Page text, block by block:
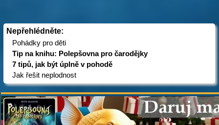
Nepřehlédněte:
Pohádky pro děti
Tip na knihu: Polepšovna pro čarodějky
7 tipů, jak být úplně v pohodě
Jak řešit neplodnost